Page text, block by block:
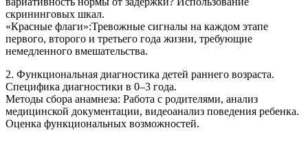
скрининговых шкал.
«Красные флаги»:Тревожные сигналы на каждом этапе
первого, второго и третьего года жизни, требующие
немедленного вмешательства.
2. Функциональная диагностика детей раннего возраста.
Специфика диагностики в 0–3 года.
Методы сбора анамнеза: Работа с родителями, анализ
медицинской документации, видеоанализ поведения ребенка.
Оценка функциональных возможностей.